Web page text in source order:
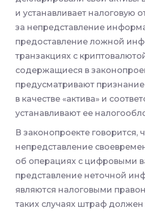
и устанавливает налоговую
за непредставление
предоставление ложной
транзакциях с
содержащиеся в
предусматривают
в качестве «актива» и
устанавливают ее
В законопроекте говорится,
непредставление
об операциях с цифровыми
представление неточной
являются налоговыми
таких случаях штраф должен